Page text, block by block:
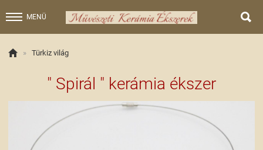
MENÜ 
 » Türkiz világ
" Spirál " kerámia ékszer